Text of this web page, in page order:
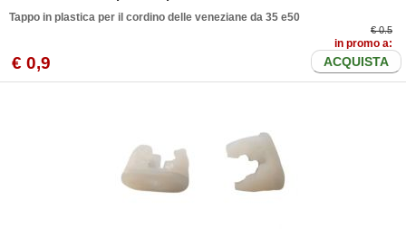
Tappo in plastica per il cordino delle veneziane da 35 e50
€ 0.5
in promo a:
€ 0,9 ACQUISTA